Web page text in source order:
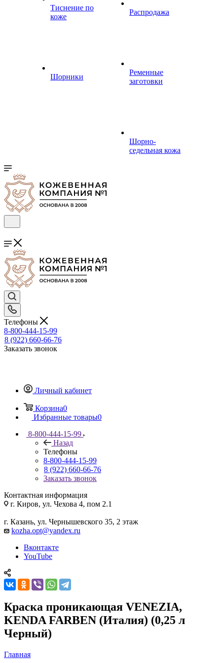
Тиснение по
коже
Шорники
Распродажа
Ременные
заготовки
Шорно-
седельная кожа
Телефоны
8-800-444-15-99
8 (922) 660-66-76
Заказать звонок
Личный кабинет
Корзина0
Избранные товары0
8-800-444-15-99
Назад
Телефоны
8-800-444-15-99
8 (922) 660-66-76
Заказать звонок
Контактная информация
г. Киров, ул. Чехова 4, пом 2.1
г. Казань, ул. Чернышевского 35, 2 этаж
kozha.opt@yandex.ru
Вконтакте
YouTube
Краска проникающая VENEZIA,
KENDA FARBEN (Италия) (0,25 л
Черный)
Главная